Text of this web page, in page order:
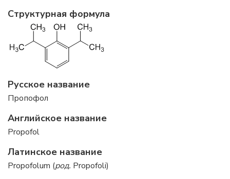
Структурная формула
Русское название
Пропофол
Английское название
Propofol
Латинское название
Propofolum (род. Propofoli)